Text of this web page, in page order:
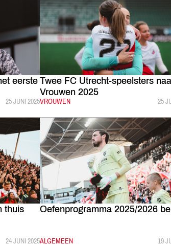
eerste
GEPUBLICEERD:
25 JUNI 2025
Twee FC Utrecht-speelsters
Vrouwen 2025
CATEGORIE:
VROUWEN 25
thuis
GEPUBLICEERD:
24 JUNI 2025
Oefenprogramma 2025/2026
CATEGORIE:
ALGEMEEN 19